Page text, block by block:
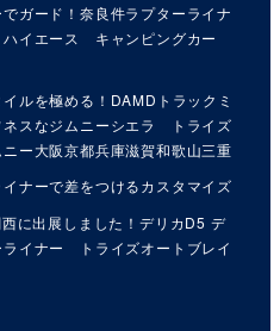
ガード！奈良件ラプターライナ
イエース キャンピングカー
ルを極める！DAMDトラックミ
ネスなジムニーシエラ トライズ
大阪京都兵庫滋賀和歌山三重
ナーで差をつけるカスタマイズ
に出展しました！デリカD5 デ
イナー トライズオートブレイ